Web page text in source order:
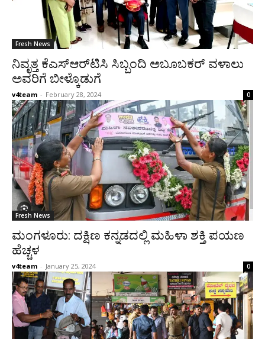
Fresh News
ನಿವೃತ್ತ ಕೆಎಸ್‌ಆರ್‌ಟಿಸಿ ಸಿಬ್ಬಂದಿ ಅಬೂಬಕರ್ ವಳಾಲು
ಅವರಿಗೆ ಬೀಳ್ಕೊಡುಗೆ
v4team - February 28, 2024 0
Fresh News
ಮಂಗಳೂರು: ದಕ್ಷಿಣ ಕನ್ನಡದಲ್ಲಿ ಮಹಿಳಾ ಶಕ್ತಿ ಪಯಣ
ಹೆಚ್ಚಳ
v4team - January 25, 2024 0